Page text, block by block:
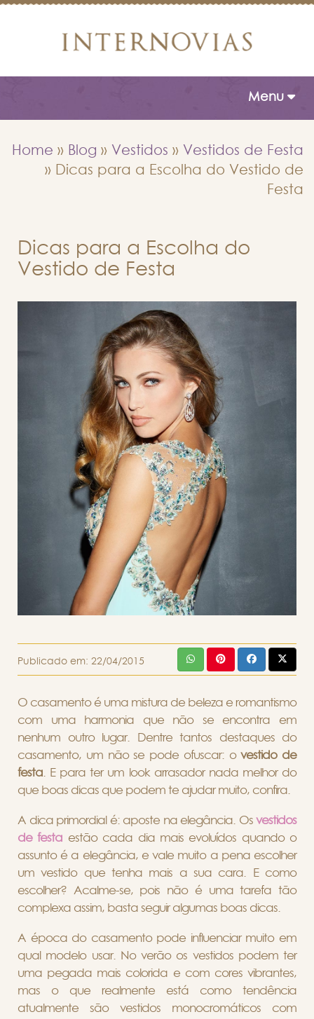
Toggle
Menu
Home » Blog » Vestidos » Vestidos de Festa
»
Dicas para a Escolha do Vestido de
Festa
Dicas para a Escolha do
Vestido de Festa
Publicado em: 22/04/2015
O casamento é uma mistura de beleza e romantismo
com uma harmonia que não se encontra em
nenhum outro lugar. Dentre tantos destaques do
casamento, um não se pode ofuscar: ovestido de
festa . E para ter um look arrasador nada melhor do
que boas dicas que podem te ajudar muito, confira.
A dica primordial é: aposte na elegância. Os vestidos
de festa estão cada dia mais evoluídos quando o
assunto é a elegância, e vale muito a pena escolher
um vestido que tenha mais a sua cara. E como
escolher? Acalme-se, pois não é uma tarefa tão
complexa assim, basta seguir algumas boas dicas.
A época do casamento pode influenciar muito em
qual modelo usar. No verão os vestidos podem ter
uma pegada mais colorida e com cores vibrantes,
mas o que realmente está como tendência
atualmente são vestidos monocromáticos com